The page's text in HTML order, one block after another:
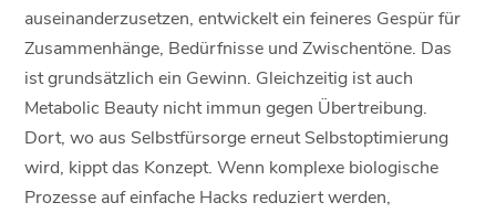
auseinanderzusetzen, entwickelt ein feineres Gespür für
Zusammenhänge, Bedürfnisse und Zwischentöne. Das
ist grundsätzlich ein Gewinn. Gleichzeitig ist auch
Metabolic Beauty nicht immun gegen Übertreibung.
Dort, wo aus Selbstfürsorge erneut Selbstoptimierung
wird, kippt das Konzept. Wenn komplexe biologische
Prozesse auf einfache Hacks reduziert werden,